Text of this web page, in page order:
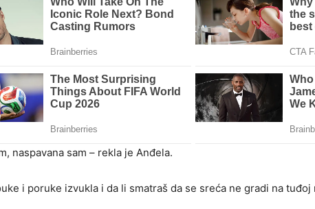
naspavana sam – rekla je Anđela.
i poruke izvukla i da li smatraš da se sreća ne gradi na